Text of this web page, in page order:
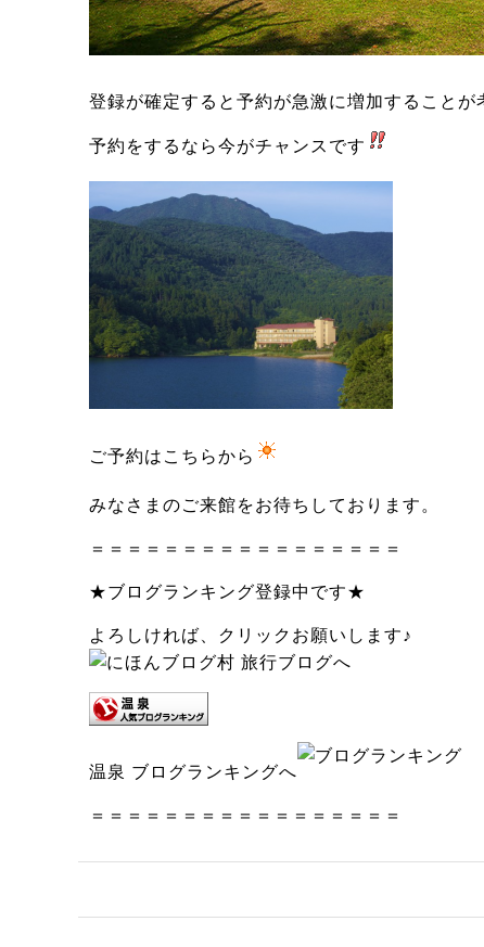
登録が確定すると予約が急激に増加することが
予約をするなら今がチャンスです
ご予約は こちらから
みなさまのご来館をお待ちしております。
＝＝＝＝＝＝＝＝＝＝＝＝＝＝＝＝＝
★ブログランキング登録中です★
よろしければ、クリックお願いします♪
温泉 ブログランキングへ
＝＝＝＝＝＝＝＝＝＝＝＝＝＝＝＝＝